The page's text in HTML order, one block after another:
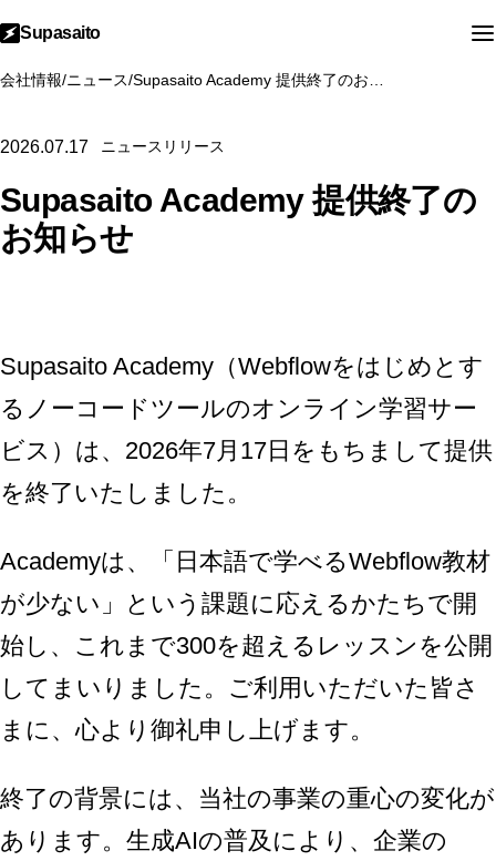
Supasaito
会社情報/ニュース/
2026.07.17 ニュースリリース
Supasaito Academy 提供終了の
お知らせ
Supasaito Academy（Webflowをはじめとす
るノーコードツールのオンライン学習サー
ビス）は、2026年7月17日をもちまして提供
を終了いたしました。
Academyは、「日本語で学べるWebflow教材
が少ない」という課題に応えるかたちで開
始し、これまで300を超えるレッスンを公開
してまいりました。ご利用いただいた皆さ
まに、心より御礼申し上げます。
終了の背景には、当社の事業の重心の変化が
あります。生成AIの普及により、企業の